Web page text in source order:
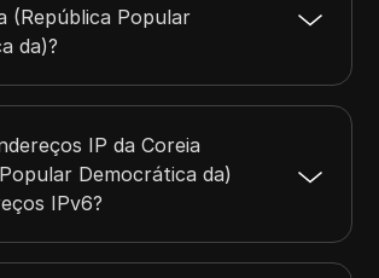
(República Popular
da)?
IP da Coreia
Democrática da)
IPv6?